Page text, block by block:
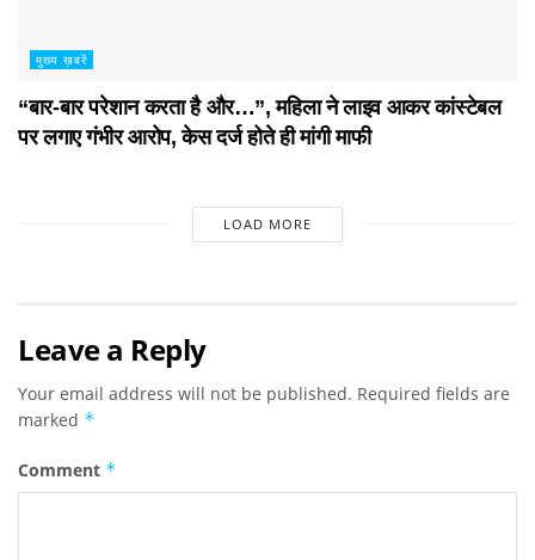
मुख्य ख़बरें
“बार-बार परेशान करता है और…”, महिला ने लाइव आकर कांस्टेबल
पर लगाए गंभीर आरोप, केस दर्ज होते ही मांगी माफी
LOAD MORE
Leave a Reply
Your email address will not be published. Required fields are
marked *
Comment *